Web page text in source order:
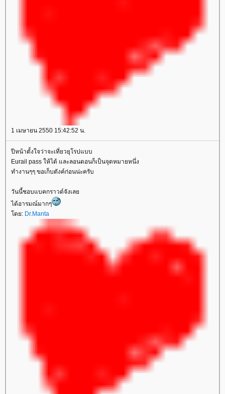
1 เมษายน 2550 15:42:52 น.
ปีหน้าตั้งใจว่าจะเที่ยวยุโรปแบบ
Eurail pass ให้ได้ และลอนดอนก็เป็นจุดหมายหนึ่ง
ทำงานๆๆ ขอเก็บตังค์ก่อนน่ะครับ
วันนี้ชอบแบคกราวด์จังเล
ได้อารมณ์มากๆ
ดย: Dr.Manta